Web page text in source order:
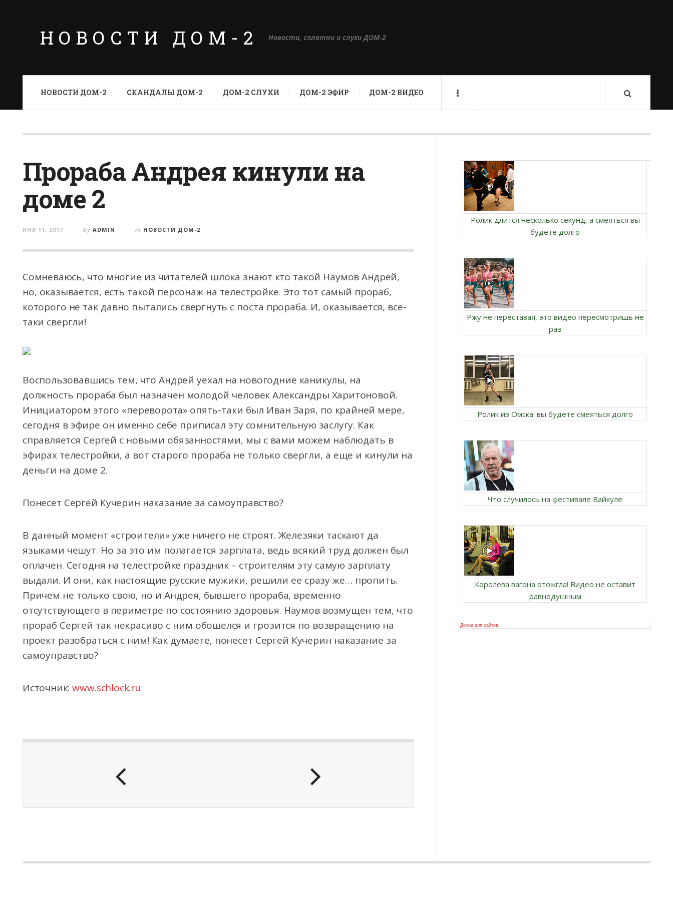
НОВОСТИ ДОМ-2 Новости, сплетни и слухи ДОМ-2
НОВОСТИ ДОМ-2 СКАНДАЛЫ ДОМ-2 ДОМ-2 СЛУХИ ДОМ-2 ЭФИР ДОМ-2 ВИДЕО
Прораба Андрея кинули на
доме 2
ЯНВ 11, 2017 by ADMIN in НОВОСТИ ДОМ-2
Сомневаюсь, что многие из читателей шлока знают кто такой Наумов Андрей,
но, оказывается, есть такой персонаж на телестройке. Это тот самый прораб,
которого не так давно пытались свергнуть с поста прораба. И, оказывается, все-
таки свергли!
Воспользовавшись тем, что Андрей уехал на новогодние каникулы, на
должность прораба был назначен молодой человек Александры Харитоновой.
Инициатором этого «переворота» опять-таки был Иван Заря, по крайней мере,
сегодня в эфире он именно себе приписал эту сомнительную заслугу. Как
справляется Сергей с новыми обязанностями, мы с вами можем наблюдать в
эфирах телестройки, а вот старого прораба не только свергли, а еще и кинули на
деньги на доме 2.
Понесет Сергей Кучерин наказание за самоуправство?
В данный момент «строители» уже ничего не строят. Железяки таскают да
языками чешут. Но за это им полагается зарплата, ведь всякий труд должен был
оплачен. Сегодня на телестройке праздник – строителям эту самую зарплату
выдали. И они, как настоящие русские мужики, решили ее сразу же… пропить.
Причем не только свою, но и Андрея, бывшего прораба, временно
отсутствующего в периметре по состоянию здоровья. Наумов возмущен тем, что
прораб Сергей так некрасиво с ним обошелся и грозится по возвращению на
проект разобраться с ним! Как думаете, понесет Сергей Кучерин наказание за
самоуправство?
Источник:www.schlock.ru
Ролик длится несколько секунд, а смеяться вы
будете долго
Ржу не переставая, это видео пересмотришь не
раз
Ролик из Омска: вы будете смеяться долго
Что случилось на фестивале Вайкуле
Королева вагона отожгла! Видео не оставит
равнодушным
Доход для сайтов